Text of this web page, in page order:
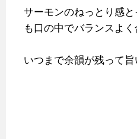
サーモンのねっとり感
も口の中でバランスよく
いつまで余韻が残って旨